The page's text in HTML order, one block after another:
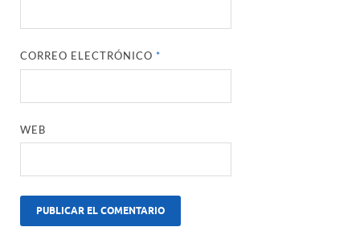
CORREO ELECTRÓNICO*
WEB